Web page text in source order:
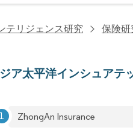
テリジェンス研究 保険研
ア太平洋インシュアテ
ZhongAn Insurance